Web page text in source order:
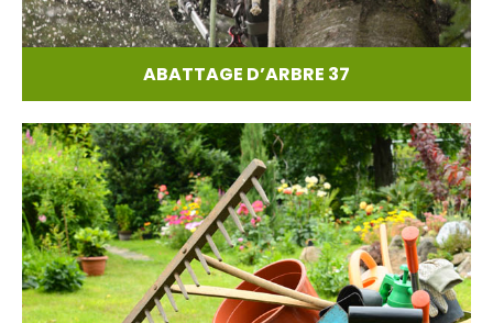
ABATTAGE D’ARBRE 37